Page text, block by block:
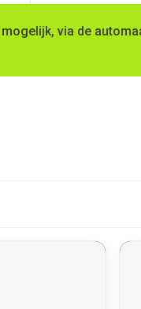
via de